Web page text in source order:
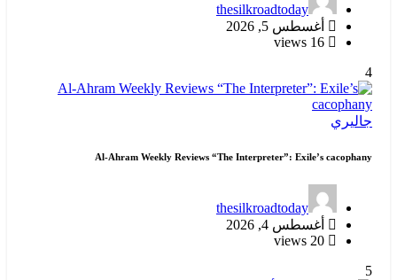
thesilkroadtoday
أغسطس 5, 2026
4
جاليري
Al-Ahram Weekly Reviews “The Interpreter”: Exile’s cacophany
thesilkroadtoday
أغسطس 4, 2026
5